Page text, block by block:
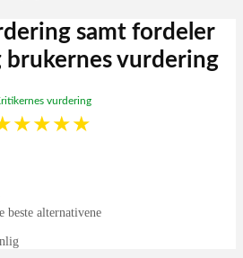
samt fordeler
brukernes vurdering
vurdering
★★★★
beste alternativene